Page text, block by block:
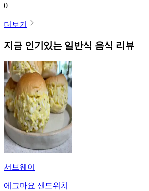
0
더보기
지금 인기있는 일반식 음식 리뷰
서브웨이
에그마요 샌드위치